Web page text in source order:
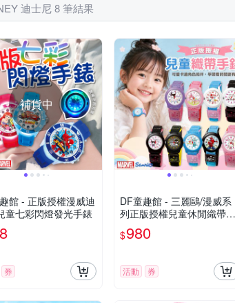
迪士尼 8 筆結果
補貨中
館 - 正版授權漫威迪
童七彩閃燈發光手錶
券
DF童趣館 - 三麗鷗/漫威系
列正版授權兒童休閒織帶錶
- 多款可選
$980
活動 券